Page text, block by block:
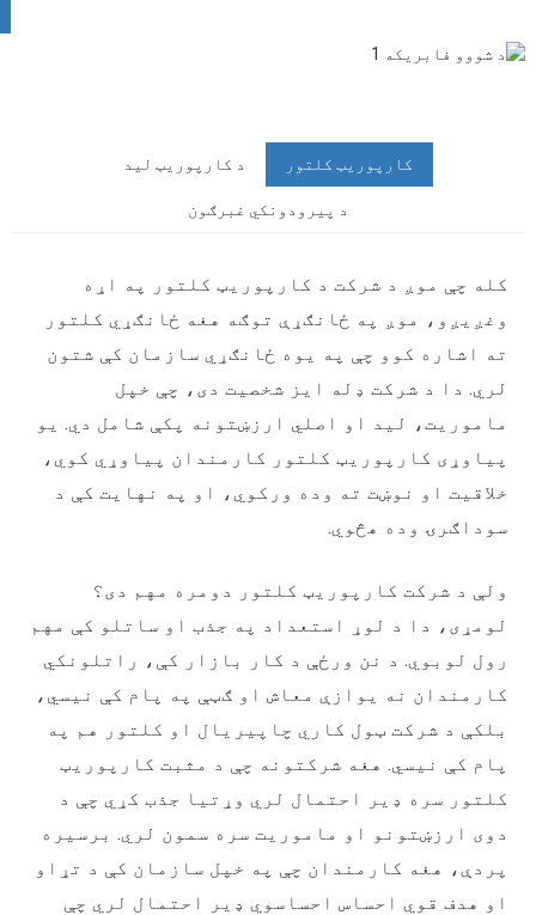
کارپوریټ کلتور د کارپوریټ لید
د پیرودونکي غبرګون
کله چې موږ د شرکت د کارپوریټ کلتور په اړه
وغږیږو، موږ په ځانګړې توګه هغه ځانګړي کلتور
ته اشاره کوو چې په یوه ځانګړي سازمان کې شتون
لري. دا د شرکت ډله ایز شخصیت دی، چې خپل
ماموریت، لید او اصلي ارزښتونه پکې شامل دي. یو
پیاوړی کارپوریټ کلتور کارمندان پیاوړي کوي،
خلاقیت او نوښت ته وده ورکوي، او په نهایت کې د
سوداګرۍ وده هڅوي.
ولې د شرکت کارپوریټ کلتور دومره مهم دی؟
لومړی، دا د لوړ استعداد په جذب او ساتلو کې مهم
رول لوبوي. د نن ورځې د کار بازار کې، راتلونکي
کارمندان نه یوازې معاش او ګټې په پام کې نیسي،
بلکې د شرکت ټول کاري چاپیریال او کلتور هم په
پام کې نیسي. هغه شرکتونه چې د مثبت کارپوریټ
کلتور سره ډیر احتمال لري وړتیا جذب کړي چې د
دوی ارزښتونو او ماموریت سره سمون لري. برسیره
پردې، هغه کارمندان چې په خپل سازمان کې د تړاو
او هدف قوي احساس احساسوي ډیر احتمال لري چې